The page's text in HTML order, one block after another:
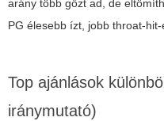
arány több gőzt ad, de
PG élesebb ízt, jobb throat-
Top ajánlások
iránymutató)